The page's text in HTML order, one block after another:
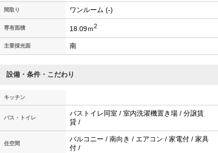
間取り ワンルーム (-)
専有面積 18.09ｍ2
主要採光面 南
設備・条件・こだわり
キッチン
バス・トイレ
バストイレ同室 / 室内洗濯機置き場 / 分譲賃
貸 /
住空間
バルコニー / 南向き / エアコン / 家電付 / 家具
付 /